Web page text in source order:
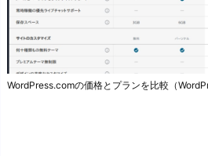
WordPress.comの価格とプランを比較（